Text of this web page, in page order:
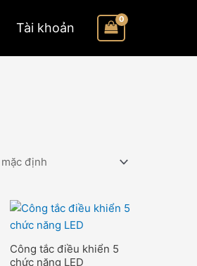
Tài khoản
Công tắc điều khiển 5
chức năng LED